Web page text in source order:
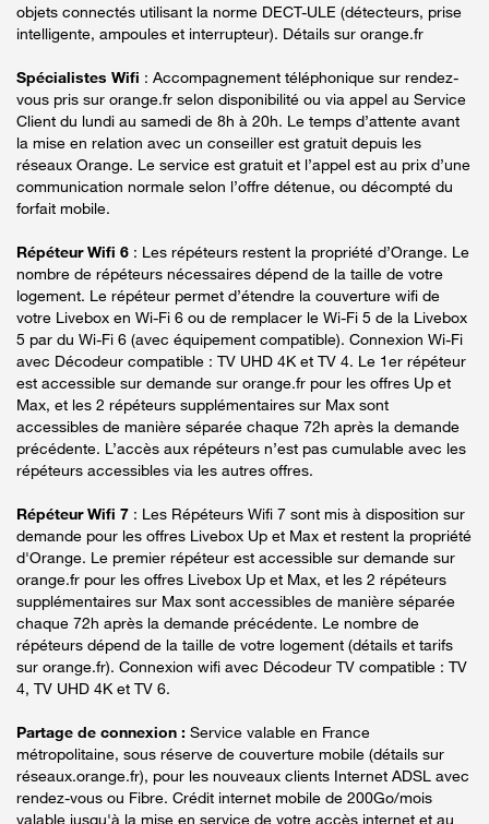
objets connectés utilisant la norme DECT-ULE (détecteurs, prise
intelligente, ampoules et interrupteur). Détails sur orange.fr
Spécialistes Wifi : Accompagnement téléphonique sur rendez-
vous pris sur orange.fr selon disponibilité ou via appel au Service
Client du lundi au samedi de 8h à 20h. Le temps d’attente avant
la mise en relation avec un conseiller est gratuit depuis les
réseaux Orange. Le service est gratuit et l’appel est au prix d’une
communication normale selon l’offre détenue, ou décompté du
forfait mobile.
Répéteur Wifi 6 : Les répéteurs restent la propriété d’Orange. Le
nombre de répéteurs nécessaires dépend de la taille de votre
logement. Le répéteur permet d’étendre la couverture wifi de
votre Livebox en Wi-Fi 6 ou de remplacer le Wi-Fi 5 de la Livebox
5 par du Wi-Fi 6 (avec équipement compatible). Connexion Wi-Fi
avec Décodeur compatible : TV UHD 4K et TV 4. Le 1er répéteur
est accessible sur demande sur orange.fr pour les offres Up et
Max, et les 2 répéteurs supplémentaires sur Max sont
accessibles de manière séparée chaque 72h après la demande
précédente. L’accès aux répéteurs n’est pas cumulable avec les
répéteurs accessibles via les autres offres.
Répéteur Wifi 7 : Les Répéteurs Wifi 7 sont mis à disposition sur
demande pour les offres Livebox Up et Max et restent la propriété
d'Orange. Le premier répéteur est accessible sur demande sur
orange.fr pour les offres Livebox Up et Max, et les 2 répéteurs
supplémentaires sur Max sont accessibles de manière séparée
chaque 72h après la demande précédente. Le nombre de
répéteurs dépend de la taille de votre logement (détails et tarifs
sur orange.fr). Connexion wifi avec Décodeur TV compatible : TV
4, TV UHD 4K et TV 6.
Partage de connexion : Service valable en France
métropolitaine, sous réserve de couverture mobile (détails sur
réseaux.orange.fr), pour les nouveaux clients Internet ADSL avec
rendez-vous ou Fibre. Crédit internet mobile de 200Go/mois
valable jusqu'à la mise en service de votre accès internet et au